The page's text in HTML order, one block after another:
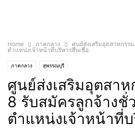
Home ภาคกลาง
ศูนย์ส่งเสริมอุตสาหกรร
ตำแหน่งเจ้าหน้าที่บริหารสินเชื่อ
ภาคกลาง สุพรรณบุรี
ศูนย์ส่งเสริมอุตสา
8 รับสมัครลูกจ้างชั่
ตำแหน่งเจ้าหน้าที่